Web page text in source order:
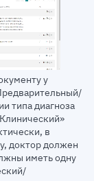
у
типа диагноза
в
доктор должен
иметь одну